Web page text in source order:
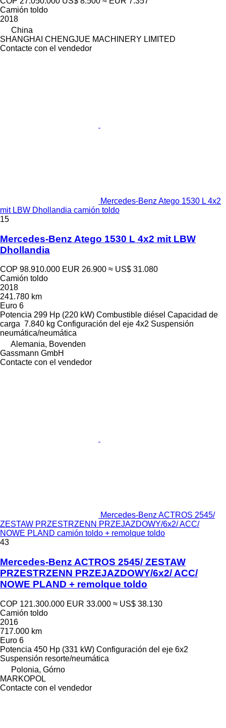
Camión toldo
2018
China
SHANGHAI CHENGJUE MACHINERY LIMITED
Contacte con el vendedor
Mercedes-Benz Atego 1530 L 4x2
mit LBW Dhollandia camión toldo
15
Mercedes-Benz Atego 1530 L 4x2 mit LBW
Dhollandia
COP 98.910.000 EUR 26.900 ≈ US$ 31.080
Camión toldo
2018
241.780 km
Euro 6
Potencia 299 Hp (220 kW) Combustible diésel Capacidad de
carga 7.840 kg Configuración del eje 4x2 Suspensión
neumática/neumática
Alemania, Bovenden
Gassmann GmbH
Contacte con el vendedor
Mercedes-Benz ACTROS 2545/
ZESTAW PRZESTRZENN PRZEJAZDOWY/6x2/ ACC/
NOWE PLAND camión toldo + remolque toldo
43
Mercedes-Benz ACTROS 2545/ ZESTAW
PRZESTRZENN PRZEJAZDOWY/6x2/ ACC/
NOWE PLAND + remolque toldo
COP 121.300.000 EUR 33.000 ≈ US$ 38.130
Camión toldo
2016
717.000 km
Euro 6
Potencia 450 Hp (331 kW) Configuración del eje 6x2
Suspensión resorte/neumática
Polonia, Górno
MARKOPOL
Contacte con el vendedor